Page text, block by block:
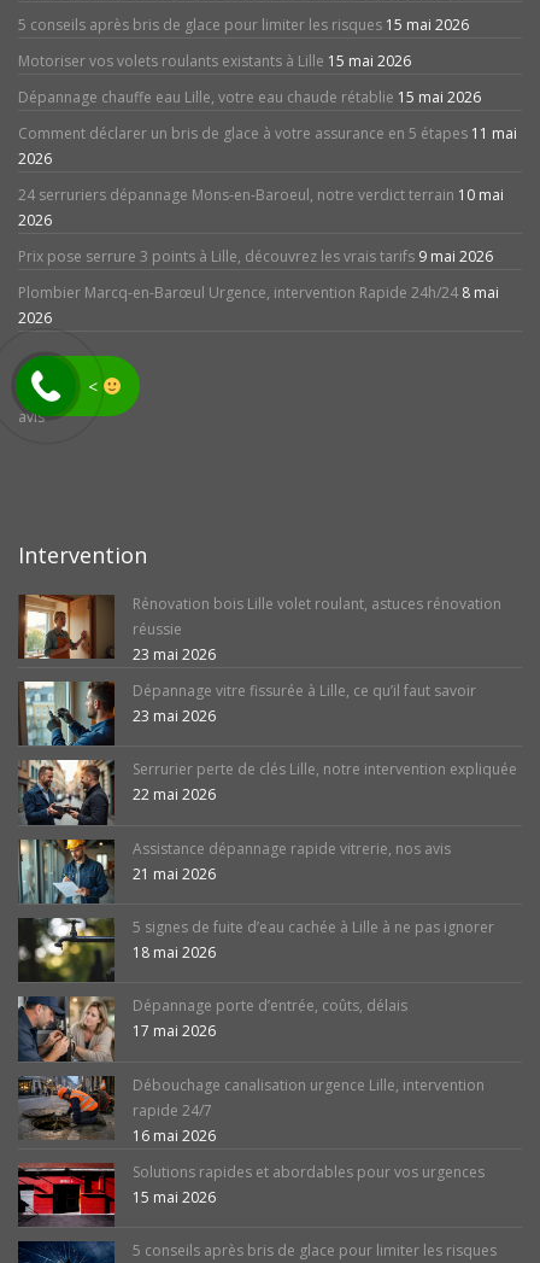
5 conseils après bris de glace pour limiter les risques 15 mai 2026
Motoriser vos volets roulants existants à Lille 15 mai 2026
Dépannage chauffe eau Lille, votre eau chaude rétablie 15 mai 2026
Comment déclarer un bris de glace à votre assurance en 5 étapes 11 mai
2026
24 serruriers dépannage Mons-en-Baroeul, notre verdict terrain 10 mai
2026
Prix pose serrure 3 points à Lille, découvrez les vrais tarifs 9 mai 2026
Plombier Marcq-en-Barœul Urgence, intervention Rapide 24h/24 8 mai
2026
avis
Intervention
Rénovation bois Lille volet roulant, astuces rénovation
réussie
23 mai 2026
Dépannage vitre fissurée à Lille, ce qu’il faut savoir
23 mai 2026
Serrurier perte de clés Lille, notre intervention expliquée
22 mai 2026
Assistance dépannage rapide vitrerie, nos avis
21 mai 2026
5 signes de fuite d’eau cachée à Lille à ne pas ignorer
18 mai 2026
Dépannage porte d’entrée, coûts, délais
17 mai 2026
Débouchage canalisation urgence Lille, intervention
rapide 24/7
16 mai 2026
Solutions rapides et abordables pour vos urgences
15 mai 2026
5 conseils après bris de glace pour limiter les risques
<